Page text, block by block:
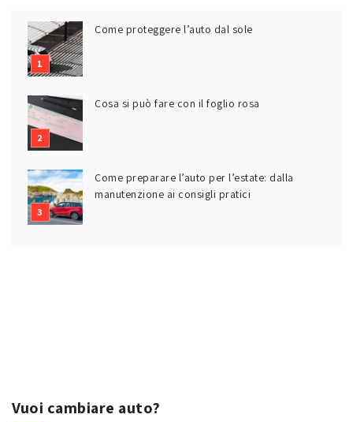
Come proteggere l’auto dal sole
Cosa si può fare con il foglio rosa
Come preparare l’auto per l’estate: dalla
manutenzione ai consigli pratici
Vuoi cambiare auto?